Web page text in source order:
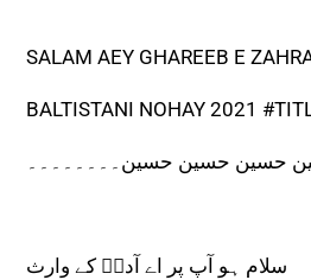
SALAM AEY GHAREEB E
BALTISTANI NOHAY 2021
حسین حسین حسین۔۔۔۔۔۔۔۔
سلام ہو آپ پر اے آدمؑ کے وارث